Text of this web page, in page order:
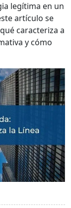
legítima en un
artículo se
caracteriza a
y cómo